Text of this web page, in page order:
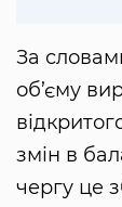
За
об’єму
змін в
чергу це